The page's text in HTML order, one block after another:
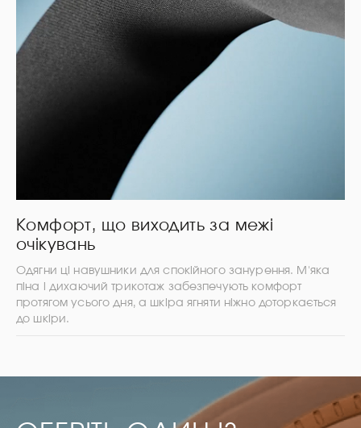
Комфорт, що виходить за межі
очікувань
Одягни ці навушники для спокійного занурення. М'яка
піна і дихаючий трикотаж забезпечують комфорт
протягом усього дня, а шкіра ягняти ніжно доторкається
до шкіри.